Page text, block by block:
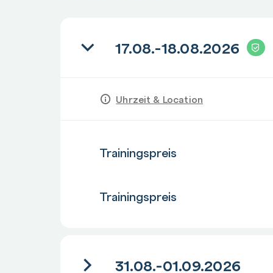
Formeln eingeben
Bezüge auf andere Tabellenblätter
Funktionen eingeben
Fehlerhafte Funktionen korrigieren
17.08.-18.08.2026
Uhrzeit & Location
Trainingspreis
Trainingspreis
31.08.-01.09.2026